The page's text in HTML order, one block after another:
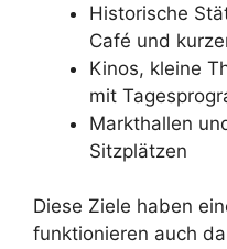
Historische
Café und
Kinos, kleine
mit
Markthallen
Sitzplätzen
Diese Ziele haben
funktionieren auch